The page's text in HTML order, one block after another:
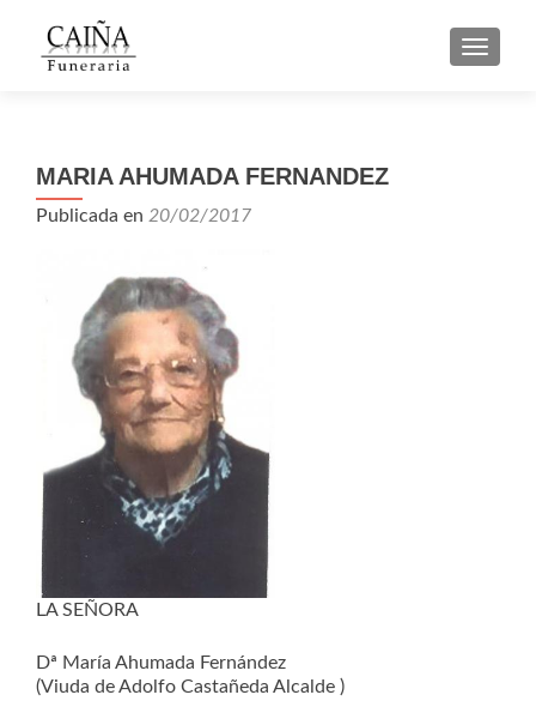
MARIA AHUMADA FERNANDEZ
Publicada en 20/02/2017
LA SEÑORA
Dª María Ahumada Fernández
(Viuda de Adolfo Castañeda Alcalde )